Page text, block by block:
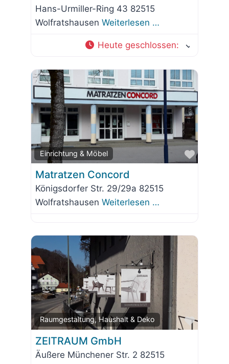
Hans-Urmiller-Ring 43 82515
Wolfratshausen Weiterlesen …
Heute geschlossen:
Einrichtung & Möbel
Favorit
Matratzen Concord
Königsdorfer Str. 29/29a 82515
Wolfratshausen Weiterlesen …
Raumgestaltung, Haushalt & Deko
Favorit
ZEITRAUM GmbH
Äußere Münchener Str. 2 82515